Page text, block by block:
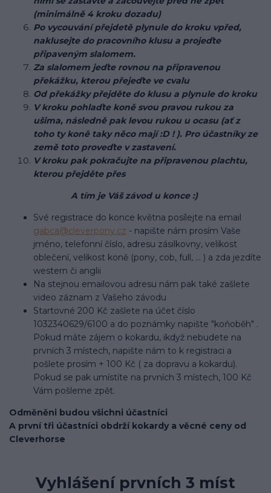
(minimálně 4 kroku dozadu)
Po vycouvání přejdetě plynule do kroku vpřed,
naklusejte do pracovního klusu a projeďte
připaveným slalomem.
Za slalomem jeďte rovnou na připravenou
překážku, kterou přejeďte ve cvalu
Od překážky přejděte do klusu a plynule do kroku
V kroku pohlaďte koně svou pravou rukou za
ušima, následně pak levou rukou u ocasu (ať z
toho ty koně taky něco mají :D ! ). Pro účastníky ze
země toto proveďte v zastavení.
V kroku pak pokračujte na připravenou plachtu,
kterou přejděte přes
A tím je Váš závod u konce :)
Své registrace do konce května posílejte na email
gabca@cleverpony.cz - napište nám prosím Vaše
jméno, telefonní číslo, adresu zásilkovny, velikost
oblečení, velikost koně (pony, cob, full, ... ) a zda jezdíte
western či anglii
Na stejnou emailovou adresu nám pak také zašlete
video záznam z Vašeho závodu
Startovné 200 Kč zašlete na účet číslo
1032340629/6100 a do poznámky napište "koňoběh" .
Pokud máte zájem o kokardu, ikdyž nebudete na
prvních 3 místech, napište nám to k registraci a
pošlete prosím + 100 Kč ( za dopravu a kokardu).
Pokud se pak umístíte na prvních 3 místech, 100 Kč
Vám pošleme zpět.
Odměněni budou všichni účastníci
A první tři účastníci obdrží kokardy a věcné ceny od
Cleverhorse
Vyhlášení prvních 3 míst